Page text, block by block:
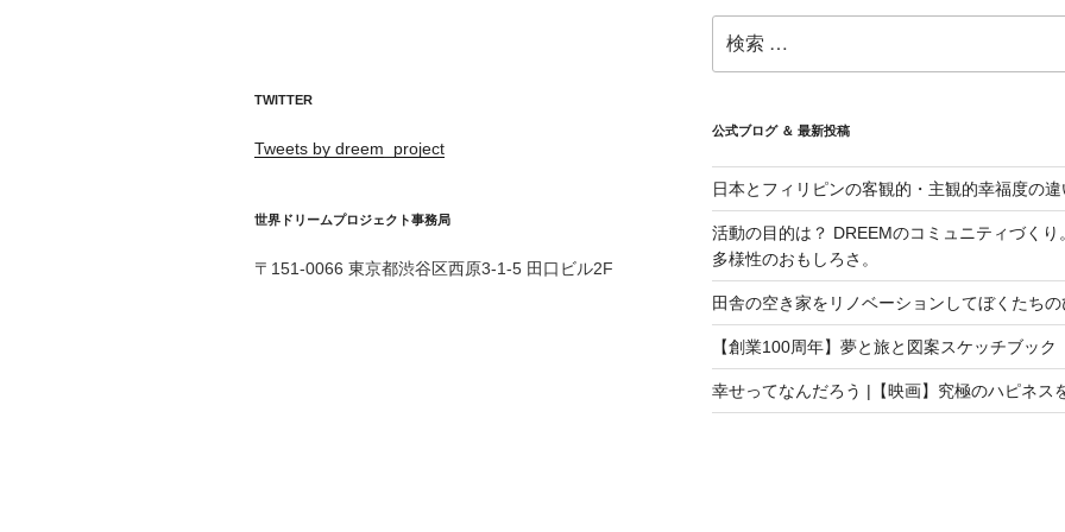
TWITTER
Tweets by dreem_project
世界ドリームプロジェクト事務局
〒151-0066 東京都渋谷区西原3-1-5 田口ビル2F
索:
公式ブログ ＆ 最新投稿
日本とフィリピンの客観的・主観的幸福度の
活動の目的は？ DREEMのコミュニティづく
多様性のおもしろさ。
田舎の空き家をリノベーションしてぼくたち
【創業100周年】夢と旅と図案スケッチブッ
幸せってなんだろう |【映画】究極のハピネス